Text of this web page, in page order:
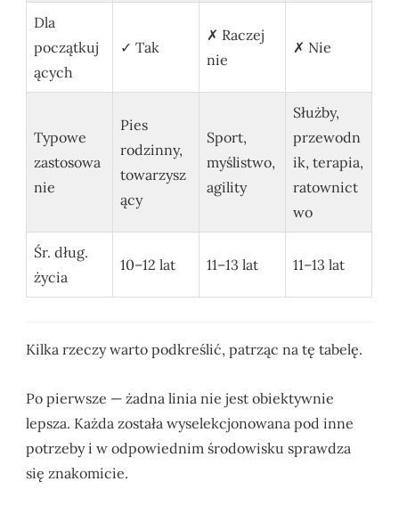
Dla
początkuj
ących
✓ Tak
✗ Raczej
nie
✗ Nie
Typowe
zastosowa
nie
Pies
rodzinny,
towarzysz
ący
Sport,
myślistwo,
agility
Służby,
przewodn
ik, terapia,
ratownict
wo
Śr. dług.
życia
10–12 lat 11–13 lat 11–13 lat
Kilka rzeczy warto podkreślić, patrząc na tę tabelę.
Po pierwsze — żadna linia nie jest obiektywnie
lepsza. Każda została wyselekcjonowana pod inne
potrzeby i w odpowiednim środowisku sprawdza
się znakomicie.